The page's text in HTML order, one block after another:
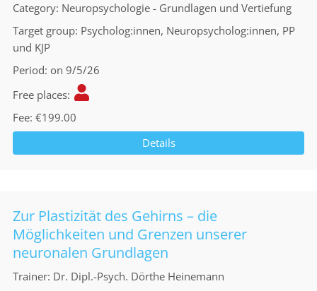
Category Neuropsychologie - Grundlagen und Vertiefung
Target group Psycholog:innen, Neuropsycholog:innen, PP
und KJP
Period on 9/5/26
Free places
Fee €199.00
Details
Zur Plastizität des Gehirns – die
Möglichkeiten und Grenzen unserer
neuronalen Grundlagen
Trainer Dr. Dipl.-Psych. Dörthe Heinemann